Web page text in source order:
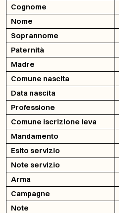
Cognome
Nome
Soprannome
Paternità
Madre
Comune nascita
Data nascita
Professione
Comune iscrizione leva
Mandamento
Esito servizio
Note servizio
Arma
Campagne
Note